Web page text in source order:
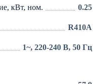
кВт, ном. 0.25
R410A
1~, 220-240 В, 50 Гц